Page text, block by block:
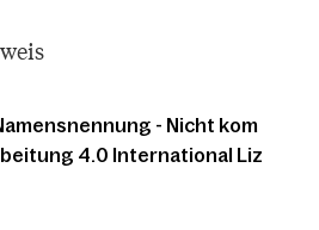
- Nicht kom
4.0 International Liz